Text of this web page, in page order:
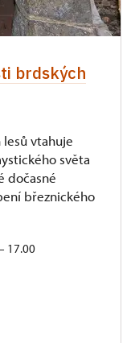
brdských
vtahuje
světa
dočasné
březnického
17.00